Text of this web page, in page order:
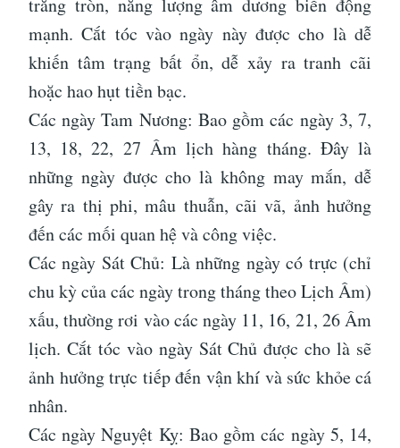
trăng tròn, năng lượng âm dương biến động
mạnh. Cắt tóc vào ngày này được cho là dễ
khiến tâm trạng bất ổn, dễ xảy ra tranh cãi
hoặc hao hụt tiền bạc.
Các ngày Tam Nương: Bao gồm các ngày 3, 7,
13, 18, 22, 27 Âm lịch hàng tháng. Đây là
những ngày được cho là không may mắn, dễ
gây ra thị phi, mâu thuẫn, cãi vã, ảnh hưởng
đến các mối quan hệ và công việc.
Các ngày Sát Chủ: Là những ngày có trực (chỉ
chu kỳ của các ngày trong tháng theo Lịch Âm)
xấu, thường rơi vào các ngày 11, 16, 21, 26 Âm
lịch. Cắt tóc vào ngày Sát Chủ được cho là sẽ
ảnh hưởng trực tiếp đến vận khí và sức khỏe cá
nhân.
Các ngày Nguyệt Kỵ: Bao gồm các ngày 5, 14,